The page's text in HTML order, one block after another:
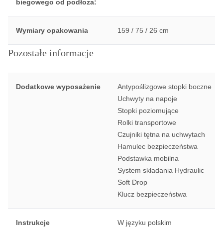
biegowego od podłoża:
Wymiary opakowania 159 / 75 / 26 cm
Pozostałe informacje
Dodatkowe wyposażenie
Antypoślizgowe stopki boczne
Uchwyty na napoje
Stopki poziomujące
Rolki transportowe
Czujniki tętna na uchwytach
Hamulec bezpieczeństwa
Podstawka mobilna
System składania Hydraulic
Soft Drop
Klucz bezpieczeństwa
Instrukcje W języku polskim